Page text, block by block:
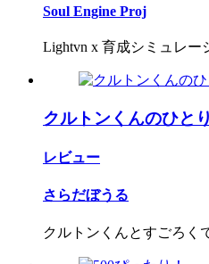
Soul Engine Proj
Lightvn x 育成シミュレー
クルトンくんのひと
レビュー
さらだぼうる
クルトンくんとすごろく